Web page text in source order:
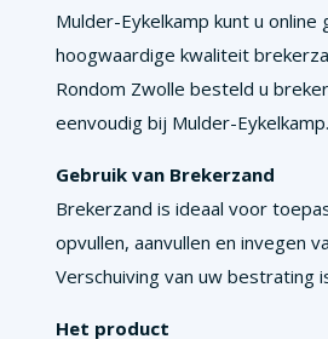
Mulder-Eykelkamp kunt u online
hoogwaardige kwaliteit
Rondom Zwolle besteld u
eenvoudig bij Mulder-Eykelkamp.
Gebruik van Brekerzand
Brekerzand is ideaal voor
opvullen, aanvullen en invegen
Verschuiving van uw bestrating
Het product